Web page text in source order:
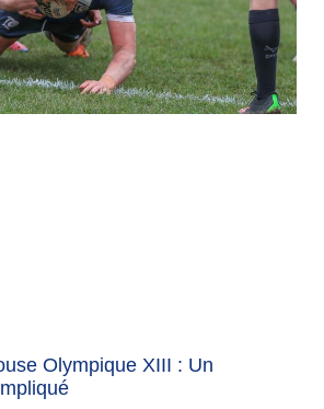
Olympique XIII : Un